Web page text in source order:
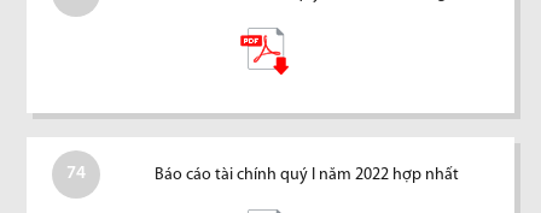
74 Báo cáo tài chính quý I năm 2022 hợp nhất